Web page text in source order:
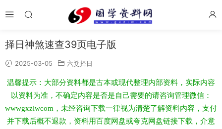
择日神煞速查39页电子版
2025-03-05 六爻择日
温馨提示：大部分资料都是古本或现代整理内部资料，实际内容
以资料为准，不确定内容是否是自己需要的请咨询管理微信：
wwwgxzlwcom，未经咨询下载一律视为清楚了解资料内容，支付
并下载后概不退款，资料用百度网盘或夸克网盘链接下载，介意